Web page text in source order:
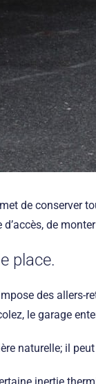
de conserver
de
place.
des allers-
le garage
naturelle; il